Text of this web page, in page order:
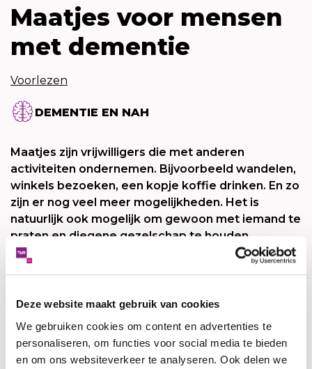
Deze website maakt gebruik van cookies
We gebruiken cookies om content en advertenties te
personaliseren, om functies voor social media te bieden
en om ons websiteverkeer te analyseren. Ook delen we
Maatjes voor mensen
met dementie
Voorlezen
DEMENTIE EN NAH
Maatjes zijn vrijwilligers die met anderen
activiteiten ondernemen. Bijvoorbeeld wandelen,
winkels bezoeken, een kopje koffie drinken. En zo
zijn er nog veel meer mogelijkheden. Het is
natuurlijk ook mogelijk om gewoon met iemand te
praten en diegene gezelschap te houden.
Maatjes kunnen veel betekenen voor mensen met
dementie. Samen met de wijkcoach van Tom in de
buurt kun je bekijken welke activiteiten of